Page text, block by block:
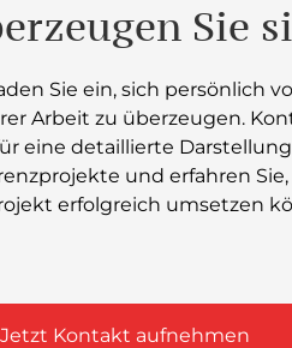
Sie
Sie ein, sich persönlich
Arbeit zu überzeugen.
eine detaillierte
und erfahren
erfolgreich umsetzen
Jetzt Kontakt aufnehmen